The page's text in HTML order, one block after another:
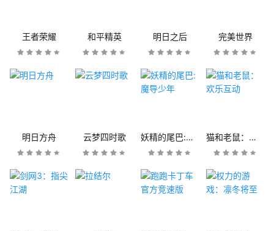
王者荣耀 和平精英 明日之后 完美世界
明日方舟 云梦四时歌 妖精的尾巴:魔导少年 猫和老鼠：欢乐互动